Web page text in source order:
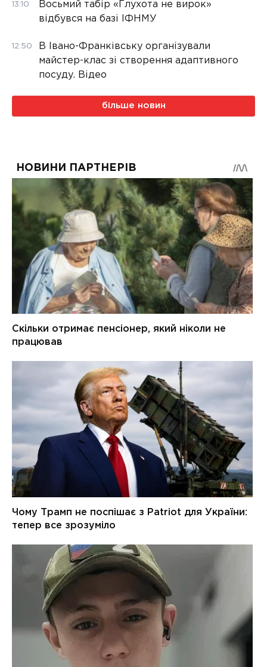
13:10
Восьмий табір «Глухота не вирок»
відбувся на базі ІФНМУ
12:50
В Івано-Франківську організували
майстер-клас зі створення адаптивного
посуду. Відео
більше новин